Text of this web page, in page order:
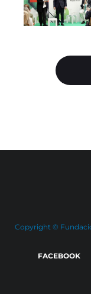
Copyright ©
FACEBOOK